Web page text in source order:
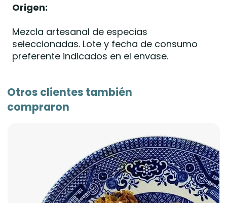
Origen:
Mezcla artesanal de especias
seleccionadas. Lote y fecha de consumo
preferente indicados en el envase.
Otros clientes también
compraron